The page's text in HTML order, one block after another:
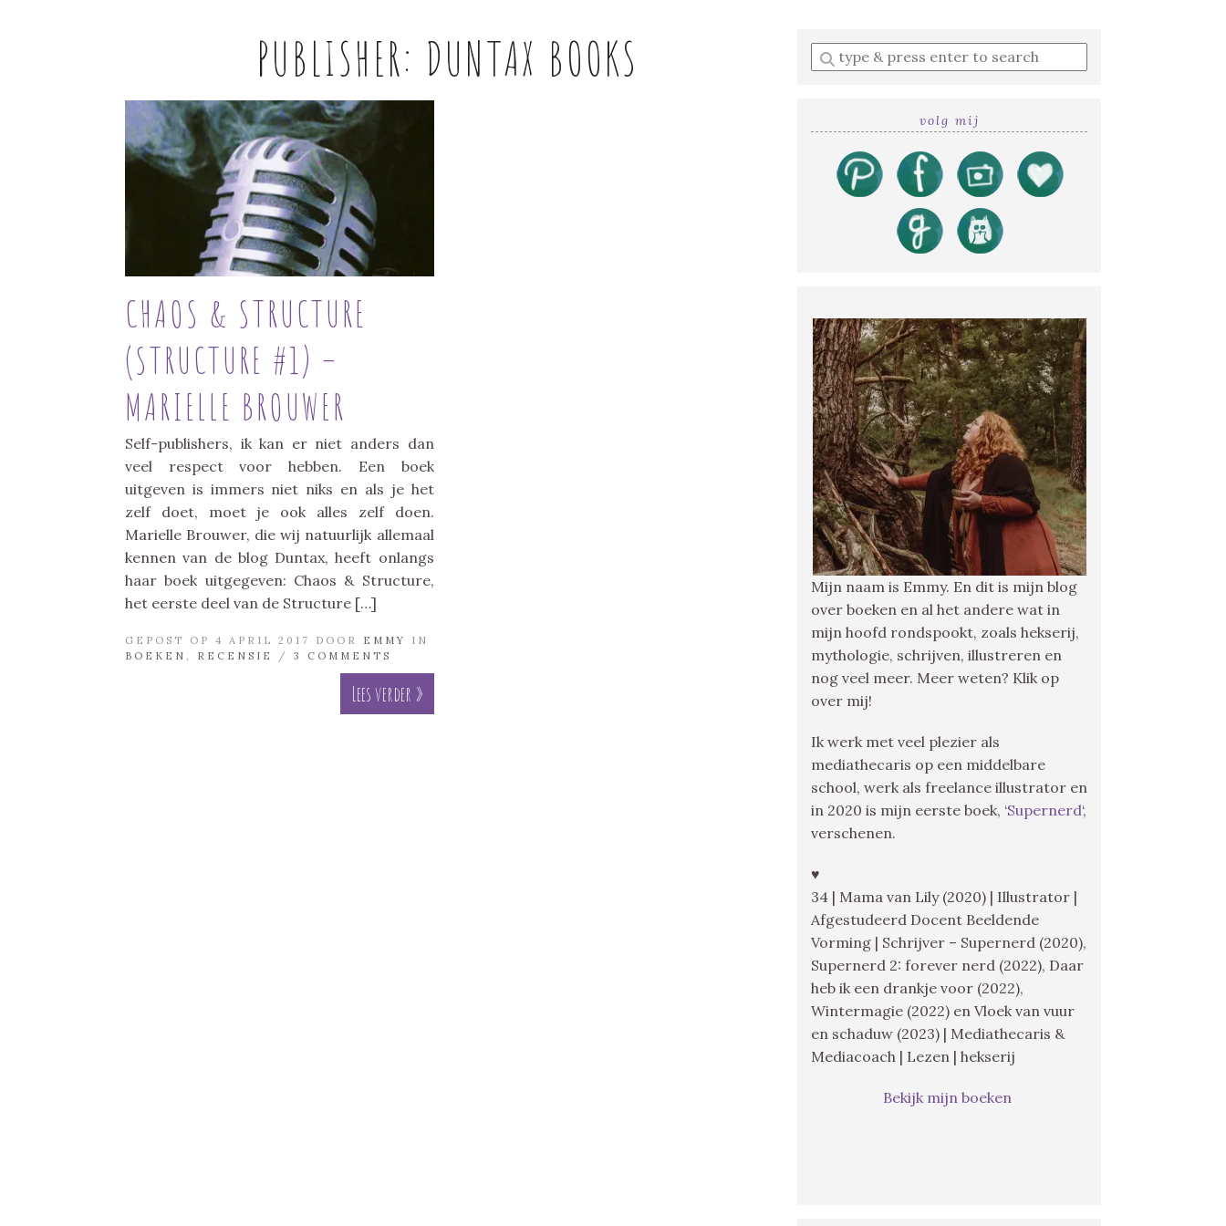
PUBLISHER: DUNTAX BOOKS
CHAOS & STRUCTURE
(STRUCTURE #1) –
MARIELLE BROUWER
Self-publishers, ik kan er niet anders dan
veel respect voor hebben. Een boek
uitgeven is immers niet niks en als je het
zelf doet, moet je ook alles zelf doen.
Marielle Brouwer, die wij natuurlijk allemaal
kennen van de blog Duntax, heeft onlangs
haar boek uitgegeven: Chaos & Structure,
het eerste deel van de Structure […]
GEPOST OP 4 APRIL 2017 DOOR EMMY
IN
BOEKEN , RECENSIE / 3 COMMENTS
Lees verder »
Enter
a
volg mij
Mijn naam is Emmy. En dit is mijn blog
over boeken en al het andere wat in
mijn hoofd rondspookt, zoals hekserij,
mythologie, schrijven, illustreren en
nog veel meer. Meer weten? Klik op
over mij!
Ik werk met veel plezier als
mediathecaris op een middelbare
school, werk als freelance illustrator en
in 2020 is mijn eerste boek, ‘Supernerd‘,
verschenen.
♥
34 | Mama van Lily (2020) | Illustrator |
Afgestudeerd Docent Beeldende
Vorming | Schrijver – Supernerd (2020),
Supernerd 2: forever nerd (2022), Daar
heb ik een drankje voor (2022),
Wintermagie (2022) en Vloek van vuur
en schaduw (2023) | Mediathecaris &
Mediacoach | Lezen | hekserij
Bekijk mijn boeken